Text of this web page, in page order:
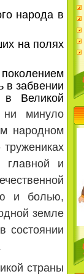
народа в
на полях
в забвении
в Великой
минуло
народном
главной и
и болью,
земле
состоянии
страны